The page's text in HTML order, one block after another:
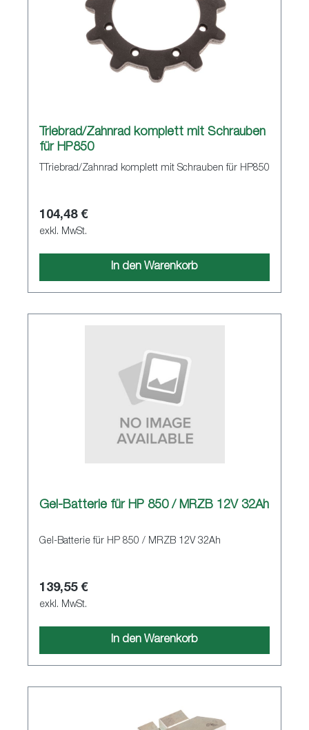
Triebrad/Zahnrad komplett mit Schrauben
für HP850
TTriebrad/Zahnrad komplett mit Schrauben für HP850
104,48 €
exkl. MwSt.
In den Warenkorb
Gel-Batterie für HP 850 / MRZB 12V 32Ah
Gel-Batterie für HP 850 / MRZB 12V 32Ah
139,55 €
exkl. MwSt.
In den Warenkorb